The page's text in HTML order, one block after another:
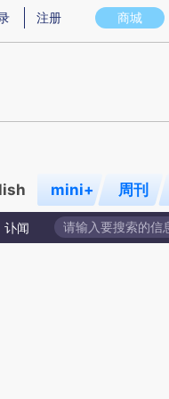
意图存在偏差。不代表财新观
商城
注册
mini+ 周刊
讣闻